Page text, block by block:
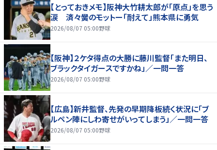
【とっておきメモ】阪神大竹耕太郎が「原点」を思う
涙 済々黌のモットー「耐えて」熊本県に勇気
2026/08/07 05:00野球
【阪神】２ケタ得点の大勝に藤川監督「また明日、
ブラックタイガースですかね」／一問一答
2026/08/07 05:00野球
【広島】新井監督、先発の早期降板続く状況に「ブ
ルペン陣にしわ寄せがいってしまう」／一問一答
2026/08/07 05:00野球